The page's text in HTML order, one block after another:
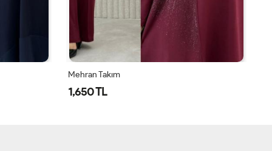
Mehran Takım
1,650 TL